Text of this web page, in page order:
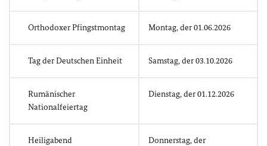
Orthodoxer Pfingstmontag Montag, der 01.06.2026
Tag der Deutschen Einheit Samstag, der 03.10.2026
Rumänischer
Nationalfeiertag
Dienstag, der 01.12.2026
Heiligabend
Donnerstag, der